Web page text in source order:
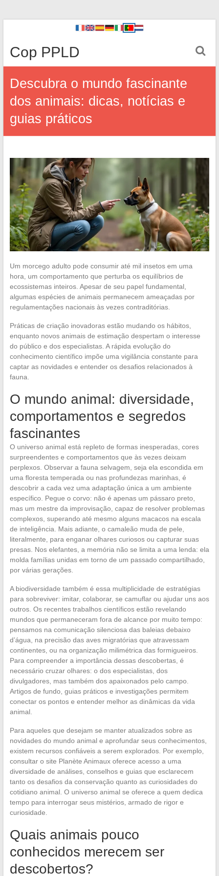
Cop PPLD
Descubra o mundo fascinante
dos animais: dicas, notícias e
guias práticos
Um morcego adulto pode consumir até mil insetos em uma
hora, um comportamento que perturba os equilíbrios de
ecossistemas inteiros. Apesar de seu papel fundamental,
algumas espécies de animais permanecem ameaçadas por
regulamentações nacionais às vezes contraditórias.
Práticas de criação inovadoras estão mudando os hábitos,
enquanto novos animais de estimação despertam o interesse
do público e dos especialistas. A rápida evolução do
conhecimento científico impõe uma vigilância constante para
captar as novidades e entender os desafios relacionados à
fauna.
O mundo animal: diversidade,
comportamentos e segredos
fascinantes
O universo animal está repleto de formas inesperadas, cores
surpreendentes e comportamentos que às vezes deixam
perplexos. Observar a fauna selvagem, seja ela escondida em
uma floresta temperada ou nas profundezas marinhas, é
descobrir a cada vez uma adaptação única a um ambiente
específico. Pegue o corvo: não é apenas um pássaro preto,
mas um mestre da improvisação, capaz de resolver problemas
complexos, superando até mesmo alguns macacos na escala
de inteligência. Mais adiante, o camaleão muda de pele,
literalmente, para enganar olhares curiosos ou capturar suas
presas. Nos elefantes, a memória não se limita a uma lenda: ela
molda famílias unidas em torno de um passado compartilhado,
por várias gerações.
A biodiversidade também é essa multiplicidade de estratégias
para sobreviver: imitar, colaborar, se camuflar ou ajudar uns aos
outros. Os recentes trabalhos científicos estão revelando
mundos que permaneceram fora de alcance por muito tempo:
pensamos na comunicação silenciosa das baleias debaixo
d’água, na precisão das aves migratórias que atravessam
continentes, ou na organização milimétrica das formigueiros.
Para compreender a importância dessas descobertas, é
necessário cruzar olhares: o dos especialistas, dos
divulgadores, mas também dos apaixonados pelo campo.
Artigos de fundo, guias práticos e investigações permitem
conectar os pontos e entender melhor as dinâmicas da vida
animal.
Para aqueles que desejam se manter atualizados sobre as
novidades do mundo animal e aprofundar seus conhecimentos,
existem recursos confiáveis a serem explorados. Por exemplo,
consultar o site Planète Animaux oferece acesso a uma
diversidade de análises, conselhos e guias que esclarecem
tanto os desafios da conservação quanto as curiosidades do
cotidiano animal. O universo animal se oferece a quem dedica
tempo para interrogar seus mistérios, armado de rigor e
curiosidade.
Quais animais pouco
conhecidos merecem ser
descobertos?